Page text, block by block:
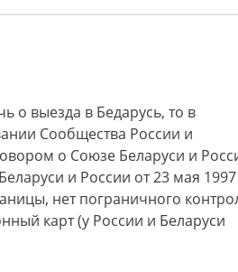
о выезда в Бедарусь, то в
Сообщества России и
о Союзе Беларуси и
и России от 23 мая 1997
нет пограничного
карт (у России и Беларуси